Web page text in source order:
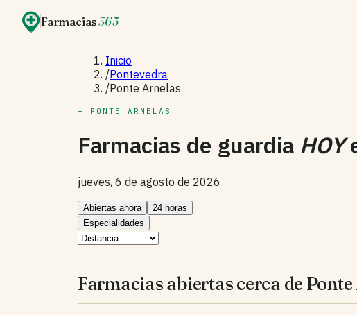
Farmacias365
Inicio
/Pontevedra
/Ponte Arnelas
— PONTE ARNELAS
Farmacias de guardia HOY
jueves, 6 de agosto de 2026
Abiertas ahora
24 horas
Especialidades
Farmacias abiertas cerca de Ponte